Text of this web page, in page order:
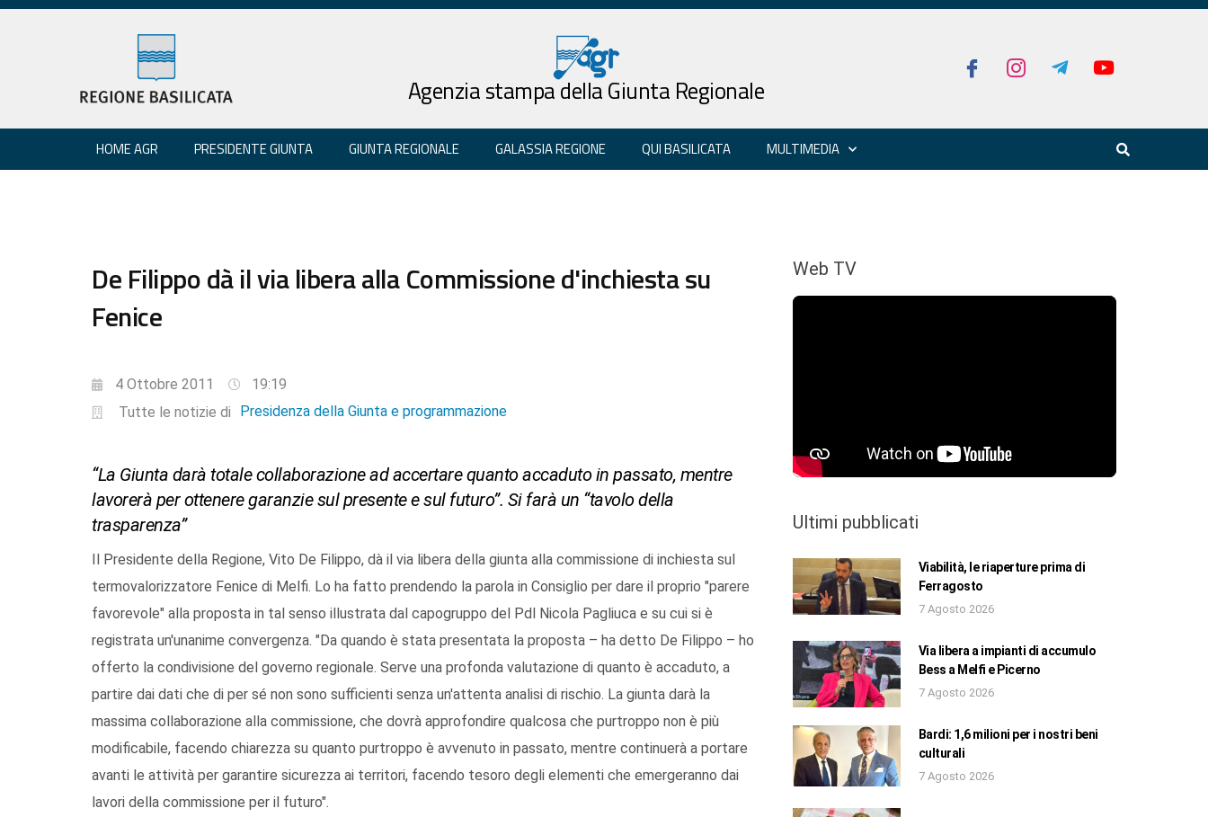
Agenzia stampa della Giunta Regionale
HOME AGR PRESIDENTE GIUNTA GIUNTA REGIONALE GALASSIA REGIONE QUI BASILICATA MULTIMEDIA
De Filippo dà il via libera alla Commissione d'inchiesta su
Fenice
4 Ottobre 2011
19:19
Tutte le notizie di
Presidenza della Giunta e programmazione
“La Giunta darà totale collaborazione ad accertare quanto accaduto in passato, mentre
lavorerà per ottenere garanzie sul presente e sul futuro”. Si farà un “tavolo della
trasparenza”
Il Presidente della Regione, Vito De Filippo, dà il via libera della giunta alla commissione di inchiesta sul
termovalorizzatore Fenice di Melfi. Lo ha fatto prendendo la parola in Consiglio per dare il proprio "parere
favorevole" alla proposta in tal senso illustrata dal capogruppo del Pdl Nicola Pagliuca e su cui si è
registrata un'unanime convergenza. "Da quando è stata presentata la proposta – ha detto De Filippo – ho
offerto la condivisione del governo regionale. Serve una profonda valutazione di quanto è accaduto, a
partire dai dati che di per sé non sono sufficienti senza un'attenta analisi di rischio. La giunta darà la
massima collaborazione alla commissione, che dovrà approfondire qualcosa che purtroppo non è più
modificabile, facendo chiarezza su quanto purtroppo è avvenuto in passato, mentre continuerà a portare
avanti le attività per garantire sicurezza ai territori, facendo tesoro degli elementi che emergeranno dai
lavori della commissione per il futuro".
Web TV
Ultimi pubblicati
Viabilità, le riaperture prima di
Ferragosto
7 Agosto 2026
Via libera a impianti di accumulo
Bess a Melfi e Picerno
7 Agosto 2026
Bardi: 1,6 milioni per i nostri beni
culturali
7 Agosto 2026